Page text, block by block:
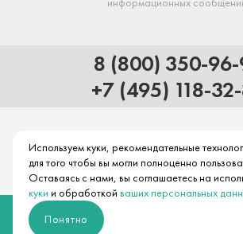
Используем куки, рекомендательные
для того чтобы вы могли полноценно
Оставаясь с нами, вы соглашаетесь на
куки и обработкой ваших персональных
Понятно
информационных
8 (800) 350-
+7 (495) 118-
© 2026 Официальный интернет-